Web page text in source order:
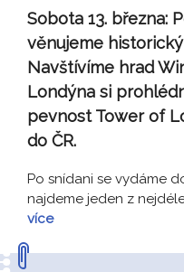
Sobota 13. března:
věnujeme
Navštívíme hrad
Londýna si
pevnost Tower of
do ČR.
Po snídani se vydáme
najdeme jeden z
více